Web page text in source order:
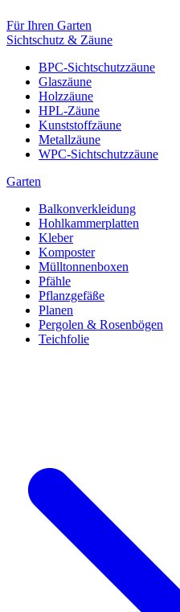
Für Ihren Garten
Sichtschutz & Zäune
BPC-Sichtschutzzäune
Glaszäune
Holzzäune
HPL-Zäune
Kunststoffzäune
Metallzäune
WPC-Sichtschutzzäune
Garten
Balkonverkleidung
Hohlkammerplatten
Kleber
Komposter
Mülltonnenboxen
Pfähle
Pflanzgefäße
Planen
Pergolen & Rosenbögen
Teichfolie